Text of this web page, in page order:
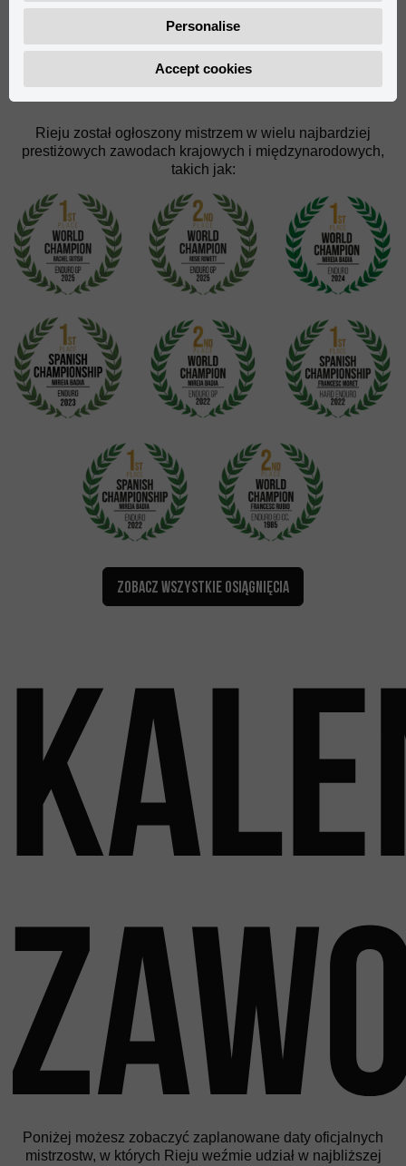
Rieju został ogłoszony mistrzem w wielu najbardziej
prestiżowych zawodach krajowych i międzynarodowych,
takich jak:
ZOBACZ WSZYSTKIE OSIĄGNIĘCIA
Poniżej możesz zobaczyć zaplanowane daty oficjalnych
mistrzostw, w których Rieju weźmie udział w najbliższej
Personalise
Accept cookies